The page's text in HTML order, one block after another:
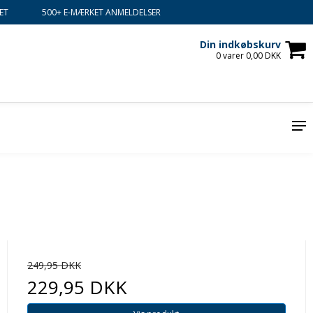
500+ E-MÆRKET ANMELDELSER
Din indkøbskurv
0 varer 0,00 DKK
249,95 DKK
229,95 DKK